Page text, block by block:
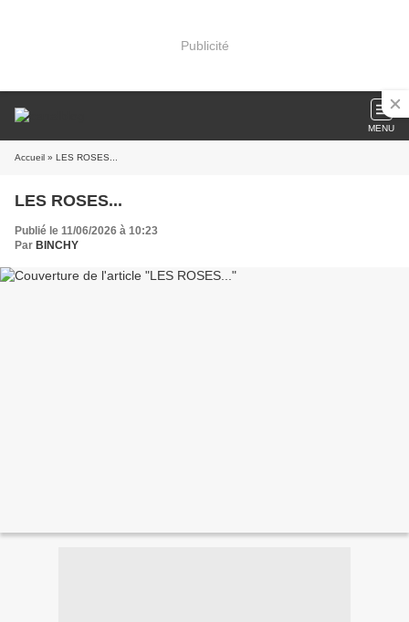
Publicité
MENU
Accueil » LES ROSES...
LES ROSES...
Publié le 11/06/2026 à 10:23
Par BINCHY